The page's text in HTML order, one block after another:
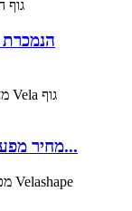
מחיר מפעל להסרת צלוליטיס ופיסול גוף...